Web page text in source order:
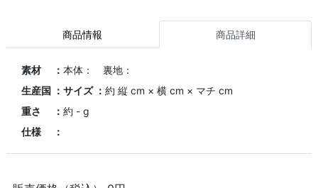
商品情報 商品詳細
素材 ：本体： 裏地：
生産国 ：サイズ ：約 縦 cm × 横 cm × マチ cm
重さ ：約 - g
仕様 ：